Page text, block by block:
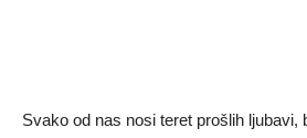
Svako od nas nosi teret prošlih ljubavi,